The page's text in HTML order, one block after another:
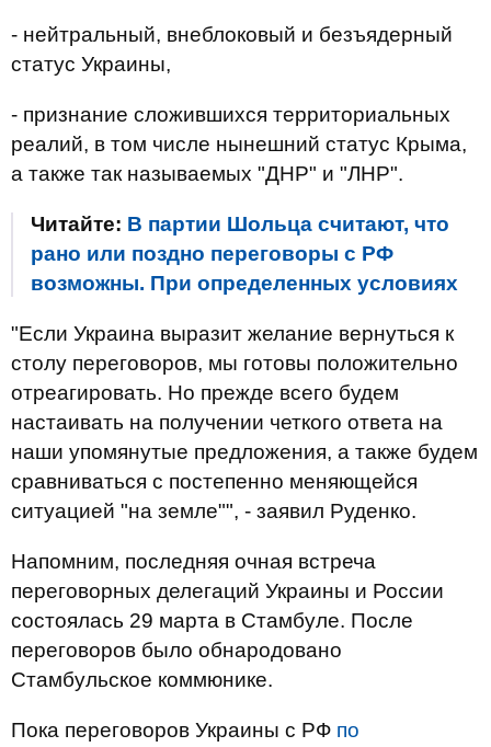
- нейтральный, внеблоковый и безъядерный
статус Украины,
- признание сложившихся территориальных
реалий, в том числе нынешний статус Крыма,
а также так называемых "ДНР" и "ЛНР".
Читайте: В партии Шольца считают, что
рано или поздно переговоры с РФ
возможны. При определенных условиях
"Если Украина выразит желание вернуться к
столу переговоров, мы готовы положительно
отреагировать. Но прежде всего будем
настаивать на получении четкого ответа на
наши упомянутые предложения, а также будем
сравниваться с постепенно меняющейся
ситуацией "на земле"", - заявил Руденко.
Напомним, последняя очная встреча
переговорных делегаций Украины и России
состоялась 29 марта в Стамбуле. После
переговоров было обнародовано
Стамбульское коммюнике.
Пока переговоров Украины с РФ по